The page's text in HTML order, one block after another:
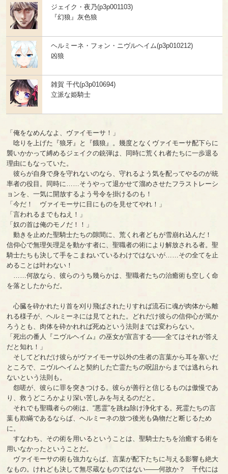
ジェイク・夜乃(p3p001103)
『幻狼』灰色狼
ヘルミーネ・フォン・ニヴルヘイム(p3p010212)
凶狼
雑賀 千代(p3p010694)
立派な姫騎士
「俺をなめんなよ、ヴァイモーサ！」
唸りを上げた『狼牙』と『餓狼』。幾度となくヴァイモーサ配下らに
襲いかかって縛めるジェイクの銃弾は、同時に荒くれ者たちに一歩退る
理由にもなっていた。
彼らが自身で身を守れないのなら、守れるよう気を配ってやるのが統
率者の役目。同時に……そうやって退かせて溜めさせたフラストレーシ
ョンを、一気に開放するよう号令を掛けるのも！
「今だ！ ヴァイモーサに目にものを見せてやれ！」
「言われるまでもねえ！」
「奴の首は俺のモノだ！！」
動きを止めた聖騎士たちの隙間に、荒くれ者どもが雪崩れ込んだ！
信仰心で無理矢理足を動かす者に、聖職者の術により解放される者。聖
騎士たちも決して手をこまねいているわけではないが……その全てを止
めることは叶わない！
……何故なら、彼らのうち幾らかは、聖職者たちの治癒術も空しく命
を落としたからだ。
心臓を砕かれたり首を刈り飛ばされたりすれば流石に魂が肉体から離
れる様子が、ヘルミーネには見てとれた。どれだけ彼らの信仰心が篤か
ろうとも、肉体を砕かれれば死ぬという法則までは変わらない。
「死出の番人『ニヴルヘイム』の巫女が宣言する――全てはそれが答え
だと知れ！」
そしてどれだけ彼らがヴァイモーサ以外の生者の言葉から耳を塞いだ
ところで、ニヴルヘイムと契約した亡霊たちの呪詛からまでは逃れられ
ないという法則も。
怨嗟が、彼らに罪を突きつける。彼らが善行と信じるものは傲慢であ
り、救うどころかより深い苦しみを与えるのだと。
それでも聖職者らの術は、“悪霊”を跳ね除け浄化する。死霊たちの言
葉も欺瞞であるならば、ヘルミーネの放つ後光も偽物だと断じるため
に。
すなわち、その術を用いるということは、聖騎士たちを治癒する術を
用いなかったということだ。
ヴァイモーサの術も強力ならば、言葉が配下たちに与える影響も絶大
なもの。けれども決して無尽蔵なものではない――何故か？ 千代には